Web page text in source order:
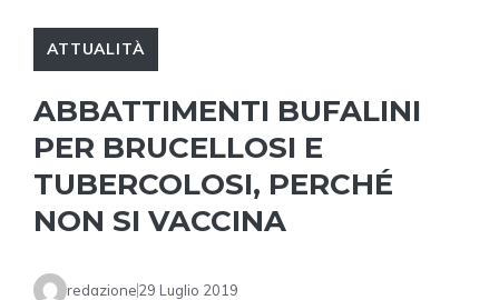
ATTUALITÀ
ABBATTIMENTI BUFALINI
PER BRUCELLOSI E
TUBERCOLOSI, PERCHÉ
NON SI VACCINA
redazione29 Luglio 2019